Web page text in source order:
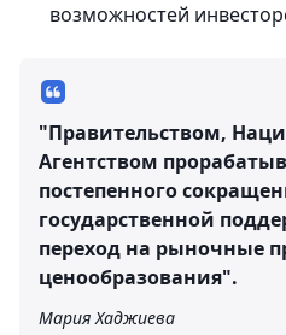
возможностей
"Правительством,
Агентством
постепенного
государственной
переход на рыночные
ценообразования".
Мария Хаджиева